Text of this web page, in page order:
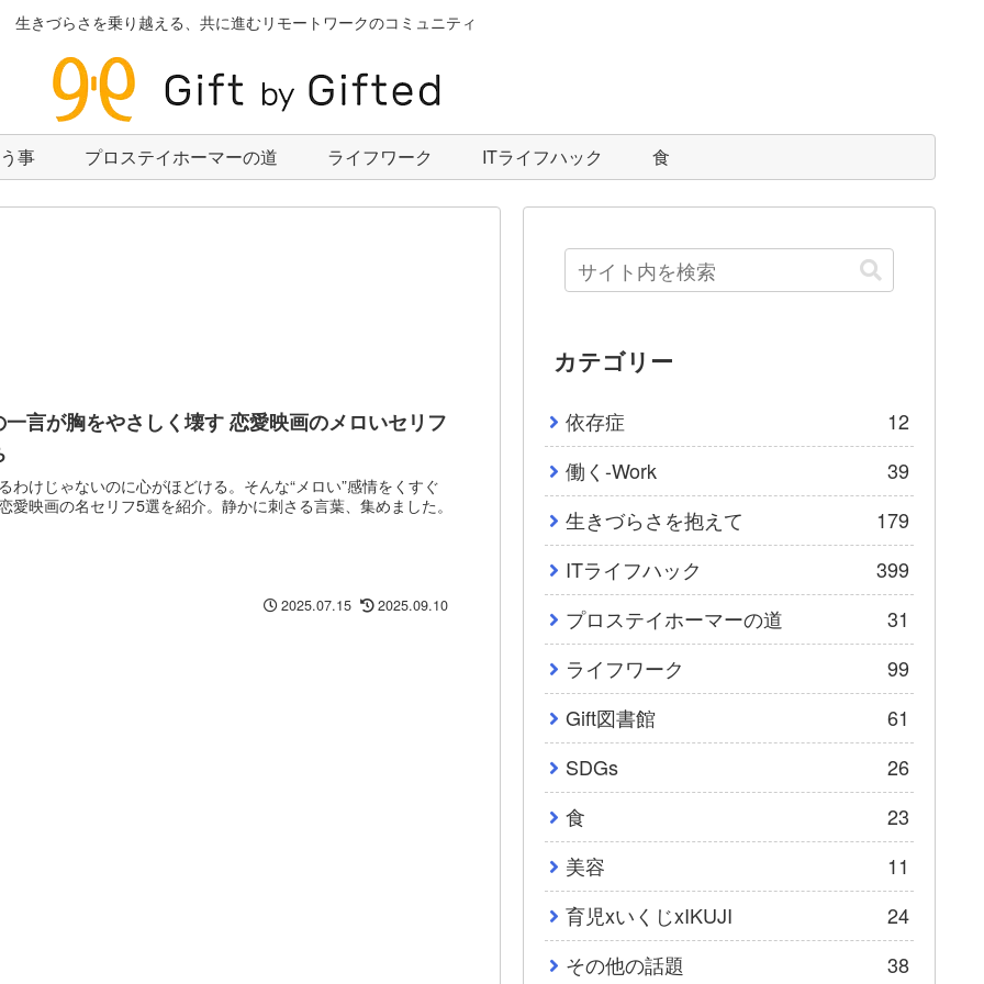
生きづらさを乗り越える、共に進むリモートワークのコミュニティ
事 プロステイホーマーの道 ライフワーク ITライフハック 食
一言が胸をやさしく壊す 恋愛映画のメロいセリフ
わけじゃないのに心がほどける。そんな“メロい”感情をくすぐ
愛映画の名セリフ5選を紹介。静かに刺さる言葉、集めました。
2025.07.15 2025.09.10
カテゴリー
依存症
12
働く-Work
39
生きづらさを抱えて
179
ITライフハック
399
プロステイホーマーの道
31
ライフワーク
99
Gift図書館
61
SDGs
26
食
23
美容
11
育児xいくじxIKUJI
24
その他の話題
38